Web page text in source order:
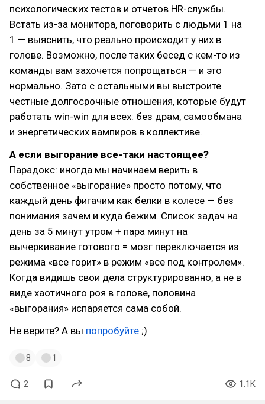
психологических тестов и отчетов HR-службы.
Встать из-за монитора, поговорить с людьми 1 на
1 — выяснить, что реально происходит у них в
голове. Возможно, после таких бесед с кем-то из
команды вам захочется попрощаться — и это
нормально. Зато с остальными вы выстроите
честные долгосрочные отношения, которые будут
работать win-win для всех: без драм, самообмана
и энергетических вампиров в коллективе.
А если выгорание все-таки настоящее?
Парадокс: иногда мы начинаем верить в
собственное «выгорание» просто потому, что
каждый день фигачим как белки в колесе — без
понимания зачем и куда бежим. Список задач на
день за 5 минут утром + пара минут на
вычеркивание готового = мозг переключается из
режима «все горит» в режим «все под контролем».
Когда видишь свои дела структурированно, а не в
виде хаотичного роя в голове, половина
«выгорания» испаряется сама собой.
Не верите? А вы попробуйте ;)
8 1
2 1.1K